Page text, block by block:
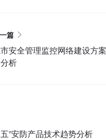
篇
安全管理监控网络建设方案
析
”安防产品技术趋势分析